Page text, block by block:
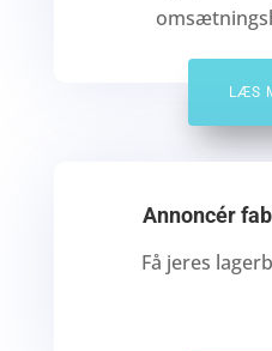
LÆS
Annoncér
Få jeres